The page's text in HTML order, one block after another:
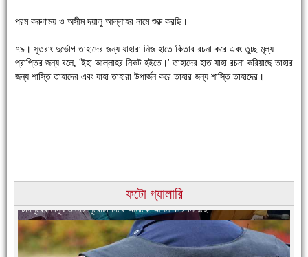
পরম করুণাময় ও অসীম দয়ালু আল্লাহর নামে শুরু করছি।
৭৯। সুতরাং দুর্ভোগ তাহাদের জন্য যাহারা নিজ হাতে কিতাব রচনা করে এবং তুচ্ছ মূল্য
প্রাপ্তির জন্য বলে, 'ইহা আল্লাহর নিকট হইতে।' তাহাদের হাত যাহা রচনা করিয়াছে তাহার
জন্য শাস্তি তাহাদের এবং যাহা তাহারা উপার্জন করে তাহার জন্য শাস্তি তাহাদের।
ফটো গ্যালারি
চাঁদপুরে উই-এর প্রথম নানা ধরনের পণ্যের সমারোহ
চাঁদপুরের মানুষ তাদের পুরোটা দিয়ে আমাকে আপন করে নিয়েছে